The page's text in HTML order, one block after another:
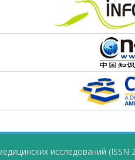
исследований (ISSN